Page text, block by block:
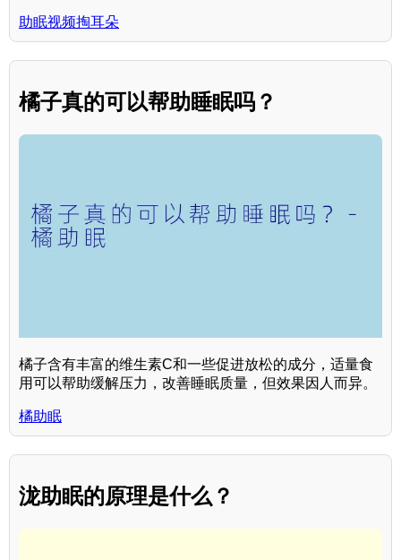
助眠视频掏耳朵
橘子真的可以帮助睡眠吗？
橘子含有丰富的维生素C和一些促进放松的成分，适量食
用可以帮助缓解压力，改善睡眠质量，但效果因人而异。
橘助眠
泷助眠的原理是什么？